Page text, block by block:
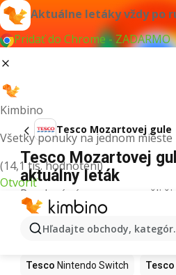
Aktuálne letáky vždy po
Pridať do Chrome - ZADARMO
Kimbino
Všetky ponuky na jednom mieste
(14,1 tis. hodnotení)
Otvoriť
Hľadajte obchody,
Tesco Mozartovej gule
Tesco Mozartovej
aktuálny leták
Pre daný výraz sme nenašli
Ďalšie produkty v
Tesco Kapor Tesco
Tesco Nintendo Switch Tesco